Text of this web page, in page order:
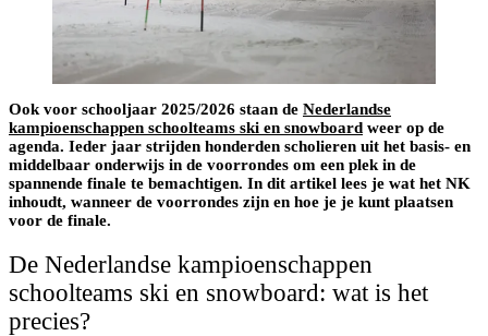
Ook voor schooljaar 2025/2026 staan de Nederlandse
kampioenschappen schoolteams ski en snowboard weer op de
agenda. Ieder jaar strijden honderden scholieren uit het basis- en
middelbaar onderwijs in de voorrondes om een plek in de
spannende finale te bemachtigen. In dit artikel lees je wat het NK
inhoudt, wanneer de voorrondes zijn en hoe je je kunt plaatsen
voor de finale.
De Nederlandse kampioenschappen
schoolteams ski en snowboard: wat is het
precies?